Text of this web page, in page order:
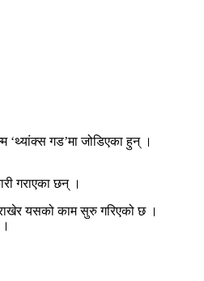
गड’मा जोडिएका हुन् ।
गराएका छन् ।
यसको काम सुरु गरिएको छ ।